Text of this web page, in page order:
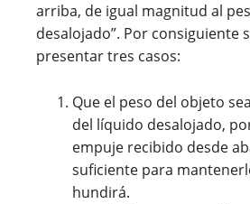
arriba, de igual magnitud al
desalojado”. Por consiguiente
presentar tres casos:
Que el peso del objeto
del líquido desalojado,
empuje recibido desde
suficiente para
hundirá.